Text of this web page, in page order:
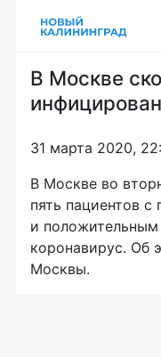
В Москве
31 марта 2020,
В Москве во
пять пациентов
и положительным
коронавирус. Об
Москвы.